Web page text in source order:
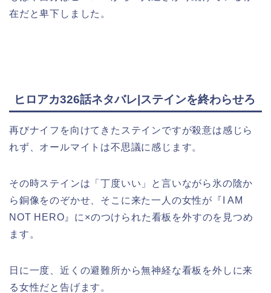
在だと卑下しました。
ヒロアカ326話ネタバレ|ステインを終わらせろ
再びナイフを向けてきたステインですが殺意は感じら
れず、オールマイトは不思議に感じます。
その時ステインは「丁度いい」と言いながら氷の陰か
ら銅像をのぞかせ、そこに来た一人の女性が『I AM
NOT HERO』に×のつけられた看板を外すのを見つめ
ます。
日に一度、近くの避難所から無神経な看板を外しに来
る女性だと告げます。